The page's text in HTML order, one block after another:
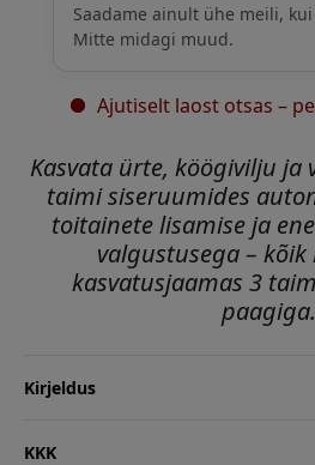
Saadame ainult ühe meili,
Mitte midagi muud.
Ajutiselt laost otsas –
Kasvata ürte, köögivilju ja
taimi siseruumides
toitainete lisamise ja
valgustusega –
kasvatusjaamas 3
paagiga.
Kirjeldus
KKK